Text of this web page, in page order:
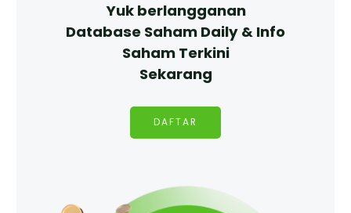
Yuk berlangganan
Database Saham Daily & Info
Saham Terkini
Sekarang
DAFTAR